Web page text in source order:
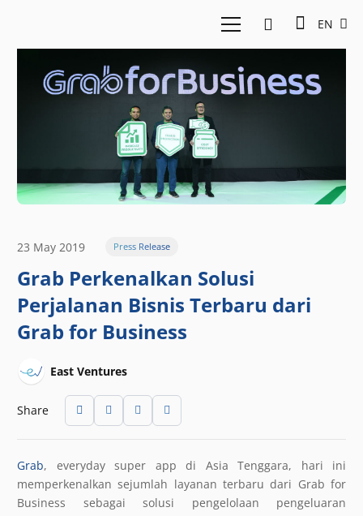
EN
23 May 2019 Press Release
Grab Perkenalkan Solusi
Perjalanan Bisnis Terbaru dari
Grab for Business
East Ventures
Share
Grab, everyday super app di Asia Tenggara, hari ini
memperkenalkan sejumlah layanan terbaru dari Grab for
Business sebagai solusi pengelolaan pengeluaran